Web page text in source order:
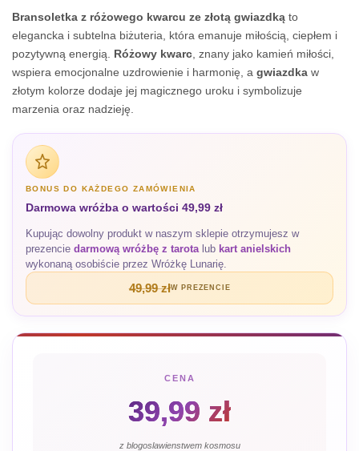
Bransoletka z różowego kwarcu ze złotą gwiazdką to
elegancka i subtelna biżuteria, która emanuje miłością, ciepłem i
pozytywną energią. Różowy kwarc , znany jako kamień miłości,
wspiera emocjonalne uzdrowienie i harmonię, a gwiazdka w
złotym kolorze dodaje jej magicznego uroku i symbolizuje
marzenia oraz nadzieję.
BONUS DO KAŻDEGO ZAMÓWIENIA
Darmowa wróżba o wartości 49,99 zł
Kupując dowolny produkt w naszym sklepie otrzymujesz w
prezencie darmową wróżbę z tarotalub kart anielskich
wykonaną osobiście przez Wróżkę Lunarię.
49,99 złW PREZENCIE
CENA
39,99 zł
z blogoslawienstwem kosmosu